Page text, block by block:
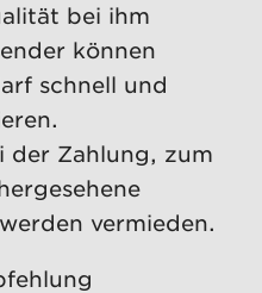
bei ihm
können
schnell und
der Zahlung, zum
vermieden.